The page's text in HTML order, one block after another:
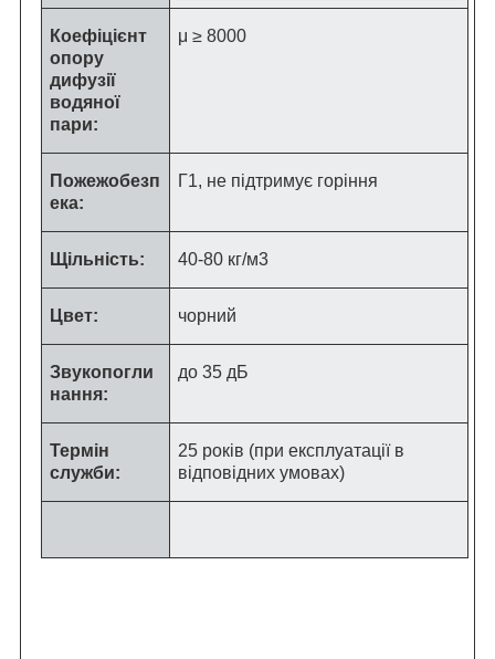
Коефіцієнт
опору
дифузії
водяної
пари:
μ ≥ 8000
Пожежобезп
ека:
Г1, не підтримує горіння
Щільність: 40-80 кг/м3
Цвет: чорний
Звукопогли
нання:
до 35 дБ
Термін
служби:
25 років (при експлуатації в
відповідних умовах)